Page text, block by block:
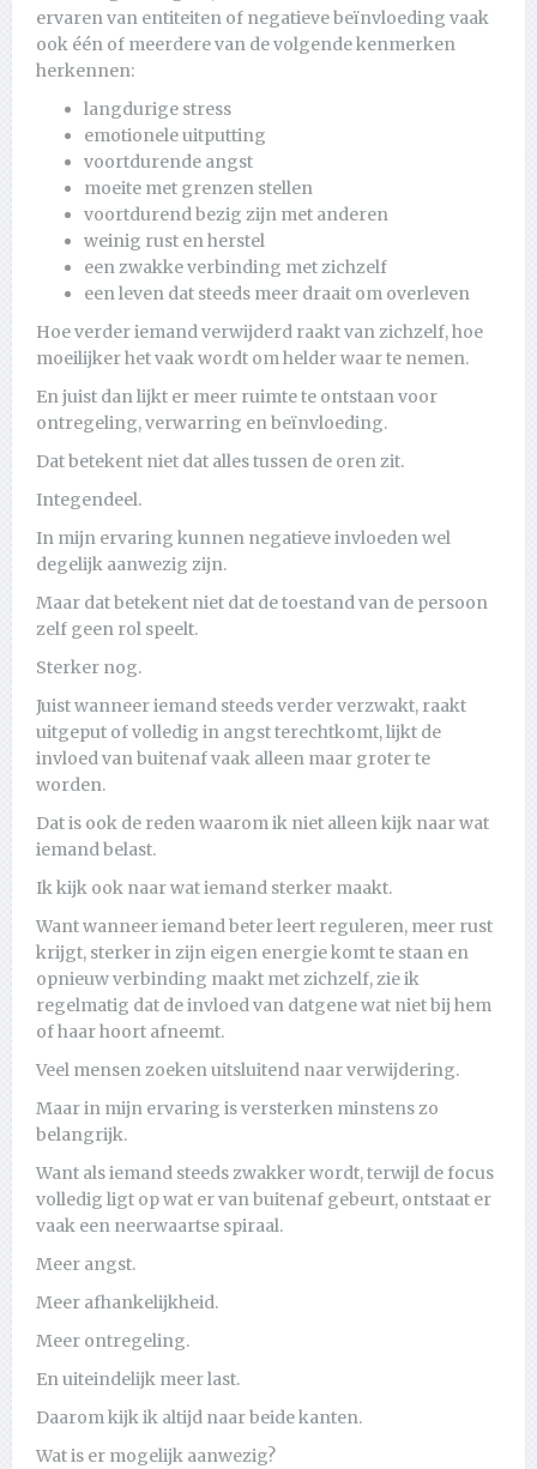
ervaren van entiteiten of negatieve beïnvloeding vaak
ook één of meerdere van de volgende kenmerken
herkennen:
langdurige stress
emotionele uitputting
voortdurende angst
moeite met grenzen stellen
voortdurend bezig zijn met anderen
weinig rust en herstel
een zwakke verbinding met zichzelf
een leven dat steeds meer draait om overleven
Hoe verder iemand verwijderd raakt van zichzelf, hoe
moeilijker het vaak wordt om helder waar te nemen.
En juist dan lijkt er meer ruimte te ontstaan voor
ontregeling, verwarring en beïnvloeding.
Dat betekent niet dat alles tussen de oren zit.
Integendeel.
In mijn ervaring kunnen negatieve invloeden wel
degelijk aanwezig zijn.
Maar dat betekent niet dat de toestand van de persoon
zelf geen rol speelt.
Sterker nog.
Juist wanneer iemand steeds verder verzwakt, raakt
uitgeput of volledig in angst terechtkomt, lijkt de
invloed van buitenaf vaak alleen maar groter te
worden.
Dat is ook de reden waarom ik niet alleen kijk naar wat
iemand belast.
Ik kijk ook naar wat iemand sterker maakt.
Want wanneer iemand beter leert reguleren, meer rust
krijgt, sterker in zijn eigen energie komt te staan en
opnieuw verbinding maakt met zichzelf, zie ik
regelmatig dat de invloed van datgene wat niet bij hem
of haar hoort afneemt.
Veel mensen zoeken uitsluitend naar verwijdering.
Maar in mijn ervaring is versterken minstens zo
belangrijk.
Want als iemand steeds zwakker wordt, terwijl de focus
volledig ligt op wat er van buitenaf gebeurt, ontstaat er
vaak een neerwaartse spiraal.
Meer angst.
Meer afhankelijkheid.
Meer ontregeling.
En uiteindelijk meer last.
Daarom kijk ik altijd naar beide kanten.
Wat is er mogelijk aanwezig?